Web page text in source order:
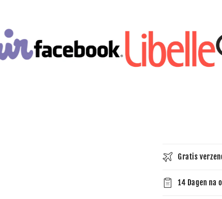
Gratis
14 Dagen na